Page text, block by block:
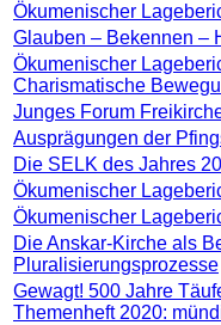
Ökumenischer
Glauben – Bekennen –
Ökumenischer
Charismatische
Junges Forum
Ausprägungen der
Die SELK des Jahres
Ökumenischer
Ökumenischer
Die Anskar-Kirche als
Pluralisierungsprozesse
Gewagt! 500 Jahre
Themenheft 2020: